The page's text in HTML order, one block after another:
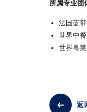
所属专业团
法国蓝
世界中
世界粤
返